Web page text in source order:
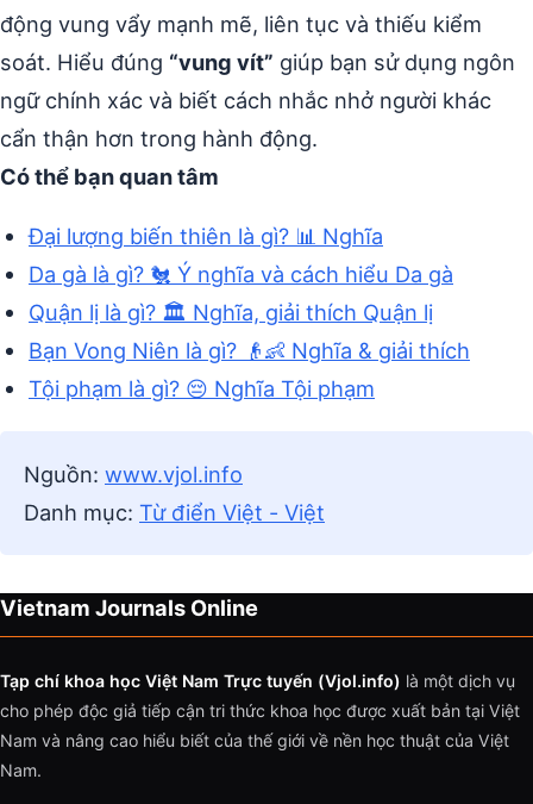
động vung vẩy mạnh mẽ, liên tục và thiếu kiểm
soát. Hiểu đúng “vung vít” giúp bạn sử dụng ngôn
ngữ chính xác và biết cách nhắc nhở người khác
cẩn thận hơn trong hành động.
Có thể bạn quan tâm
Đại lượng biến thiên là gì? 📊 Nghĩa
Da gà là gì? 🐔 Ý nghĩa và cách hiểu Da gà
Quận lị là gì? 🏛️ Nghĩa, giải thích Quận lị
Bạn Vong Niên là gì? 👴👶 Nghĩa & giải thích
Tội phạm là gì? 😔 Nghĩa Tội phạm
Nguồn: www.vjol.info
Danh mục: Từ điển Việt - Việt
Vietnam Journals Online
Tạp chí khoa học Việt Nam Trực tuyến (Vjol.info) là một dịch vụ
cho phép độc giả tiếp cận tri thức khoa học được xuất bản tại Việt
Nam và nâng cao hiểu biết của thế giới về nền học thuật của Việt
Nam.